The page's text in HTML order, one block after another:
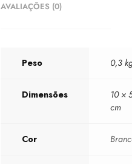
AVALIAÇÕES (0)
Peso 0,3
Dimensões
10 ×
cm
Cor